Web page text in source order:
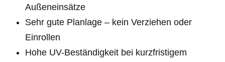
Außeneinsätze
Sehr gute Planlage – kein Verziehen oder
Einrollen
Hohe UV-Beständigkeit bei kurzfristigem